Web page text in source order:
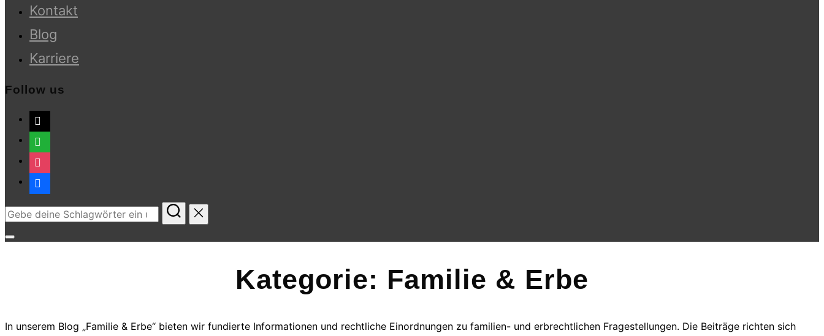
Kontakt
Blog
Karriere
Follow us
mail
whatsapp
instagram
facebook
Suchen
Seitenleiste
Kategorie: Familie & Erbe
In unserem Blog „Familie & Erbe“ bieten wir fundierte Informationen und rechtliche Einordnungen zu familien- und erbrechtlichen Fragestellungen. Die Beiträge richten sich